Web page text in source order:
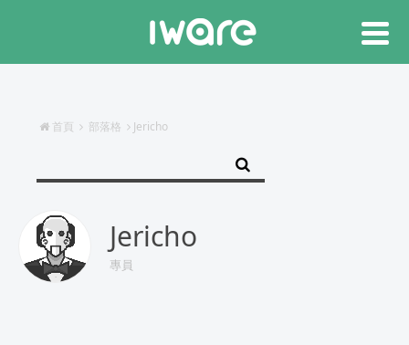
首頁 部落格 Jericho
Jericho
專員